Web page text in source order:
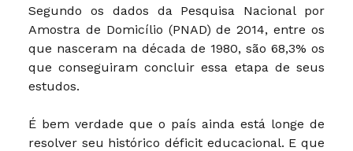
Segundo os dados da Pesquisa Nacional por
Amostra de Domicílio (PNAD) de 2014, entre os
que nasceram na década de 1980, são 68,3% os
que conseguiram concluir essa etapa de seus
estudos.
É bem verdade que o país ainda está longe de
resolver seu histórico déficit educacional. E que